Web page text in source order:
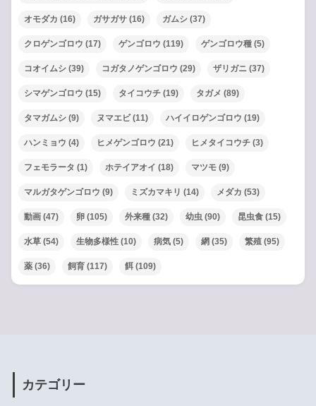
オモダカ (16) ガサガサ (16) ガムシ (37)
クロゲンゴロウ (17) ゲンゴロウ (119) ゲンゴロウ種 (5)
コオイムシ (39) コガタノゲンゴロウ (29) ザリガニ (37)
シマゲンゴロウ (15) タイコウチ (19) タガメ (89)
タマガムシ (9) ヌマエビ(11) ハイイロゲンゴロウ (19)
ハンミョウ (4) ヒメゲンゴロウ (21) ヒメタイコウチ (3)
フェモラータ (1) ホテイアオイ (18) マツモ (9)
マルガタゲンゴロウ (9) ミズカマキリ (14) メダカ (53)
動画 (47) 卵 (105) 外来種 (32) 幼虫 (90) 昆虫食 (15)
水草 (54) 生物多様性 (10) 病気 (5) 網 (35) 繁殖 (95)
薬 (36) 飼育 (117) 餌 (109)
カテゴリー